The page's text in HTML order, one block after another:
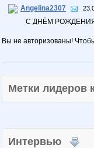
Angelina2307
С ДНЁМ
Вы не авторизованы!
Метки
Интервью